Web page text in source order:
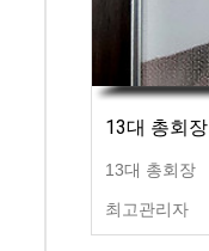
13대 총회장
13대 총회장
최고관리자